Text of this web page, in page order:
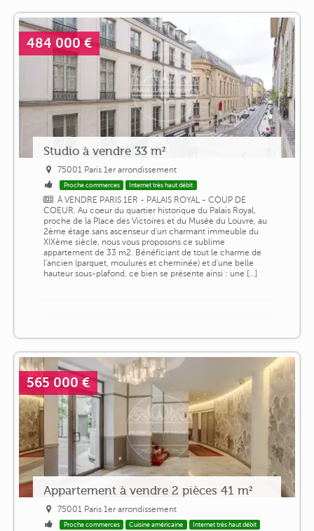
484 000 €
Studio à vendre 33 m²
75001 Paris 1er arrondissement
Proche commerces Internet très haut débit
À VENDRE PARIS 1ER - PALAIS ROYAL - COUP DE
COEUR. Au coeur du quartier historique du Palais Royal,
proche de la Place des Victoires et du Musée du Louvre, au
2ème étage sans ascenseur d'un charmant immeuble du
XIXème siècle, nous vous proposons ce sublime
appartement de 33 m2. Bénéficiant de tout le charme de
l'ancien (parquet, moulures et cheminée) et d'une belle
hauteur sous-plafond, ce bien se présente ainsi : une [...]
565 000 €
Appartement à vendre 2 pièces 41 m²
75001 Paris 1er arrondissement
Proche commerces Cuisine américaine
Internet très haut débit